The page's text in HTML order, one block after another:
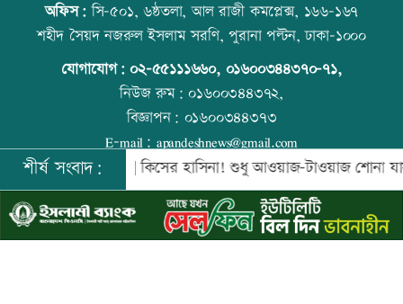
বাকৃবিতে শুরু হচ্ছে প্রাণী চিকিৎসক-
গবেষকদের বৈজ্ঞানিক সম্মেলন
বন্দরে বিস্ফোরণে একই পরিবারের ৩ জন দগ্ধ
পাঁচ আর্থিক প্রতিষ্ঠান বন্ধের অনুমোদন,
কোরআন-হাদিসে নামাজ না পড়ার শাস্তি
আজ স্বর্ণ-রুপা যে দামে বিক্রি হচ্ছে
বিশ্ব মাতৃদুগ্ধ দিবস আজ
অফিস:সি-৫০১, ৬ষ্ঠতলা, আল রাজী কমপ্লেক্স, ১৬৬-১৬৭
শহীদ সৈয়দ নজরুল ইসলাম সরণি, পুরানা পল্টন, ঢাকা-১০০০
যোগাযোগ: ০২-৫৫১১১৬৬০, ০১৬০০৩৪৪৩৭০-৭১,
নিউজ রুম:০১৬০০৩৪৪৩৭২,
বিজ্ঞাপন: ০১৬০০৩৪৪৩৭৩
E-mail: apandeshnews@gmail.com
©২০২৬ |আপন দেশ ডটকমকর্তৃক সর্বসত্ব ® সংরক্ষিত | উন্নয়নে
ইমিথমেকারস.কম
শীর্ষ সংবাদ:
সরকার কিসের হাসিনা! শুধু আওয়াজ-টাওয়াজ শোনা যায়: